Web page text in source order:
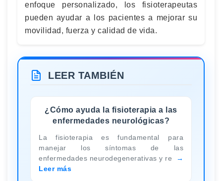
enfoque personalizado, los fisioterapeutas
pueden ayudar a los pacientes a mejorar su
movilidad, fuerza y calidad de vida.
LEER TAMBIÉN
¿Cómo ayuda la fisioterapia a las
enfermedades neurológicas?
La fisioterapia es fundamental para
manejar los síntomas de las
enfermedades neurodegenerativas y re
Leer más